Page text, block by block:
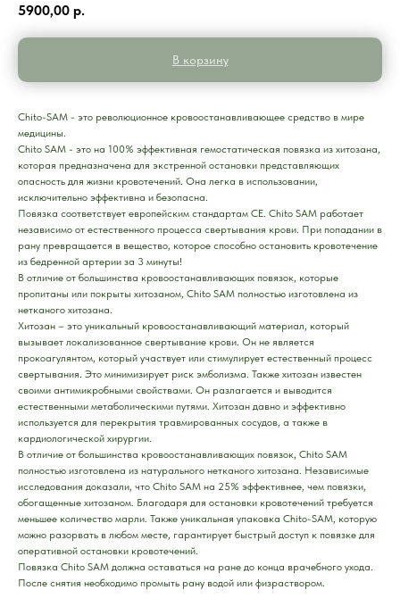
5900,00 р.
В корзину
Chito-SAM - это революционное кровоостанавливающее средство в мире
медицины.
Chito SAM - это на 100% эффективная гемостатическая повязка из хитозана,
которая предназначена для экстренной остановки представляющих
опасность для жизни кровотечений. Она легка в использовании,
исключительно эффективна и безопасна.
Повязка соответствует европейским стандартам CE. Chito SAM работает
независимо от естественного процесса свертывания крови. При попадании в
рану превращается в вещество, которое способно остановить кровотечение
из бедренной артерии за 3 минуты!
В отличие от большинства кровоостанавливающих повязок, которые
пропитаны или покрыты хитозаном, Chito SAM полностью изготовлена из
нетканого хитозана.
Хитозан – это уникальный кровоостанавливающий материал, который
вызывает локализованное свертывание крови. Он не является
прокоагулянтом, который участвует или стимулирует естественный процесс
свертывания. Это минимизирует риск эмболизма. Также хитозан известен
своими антимикробными свойствами. Он разлагается и выводится
естественными метаболическими путями. Хитозан давно и эффективно
используется для перекрытия травмированных сосудов, а также в
кардиологической хирургии.
В отличие от большинства кровоостанавливающих повязок, Chito SAM
полностью изготовлена из натурального нетканого хитозана. Независимые
исследования доказали, что Chito SAM на 25% эффективнее, чем повязки,
обогащенные хитозаном. Благодаря для остановки кровотечений требуется
меньшее количество марли. Также уникальная упаковка Chito-SAM, которую
можно разорвать в любом месте, гарантирует быстрый доступ к повязке для
оперативной остановки кровотечений.
Повязка Chito SAM должна оставаться на ране до конца врачебного ухода.
После снятия необходимо промыть рану водой или физраствором.